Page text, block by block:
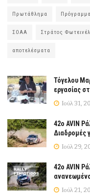
Πρωτάθλημα Πρόγραμμα
ΣΟΑΑ Στράτος
αποτελέσματα
Τόγελου
εργασίας
Ιούλ 31,
42ο AVIN
Διαδρομές
Ιούλ 29,
42ο AVIN
Ιούλ 21,